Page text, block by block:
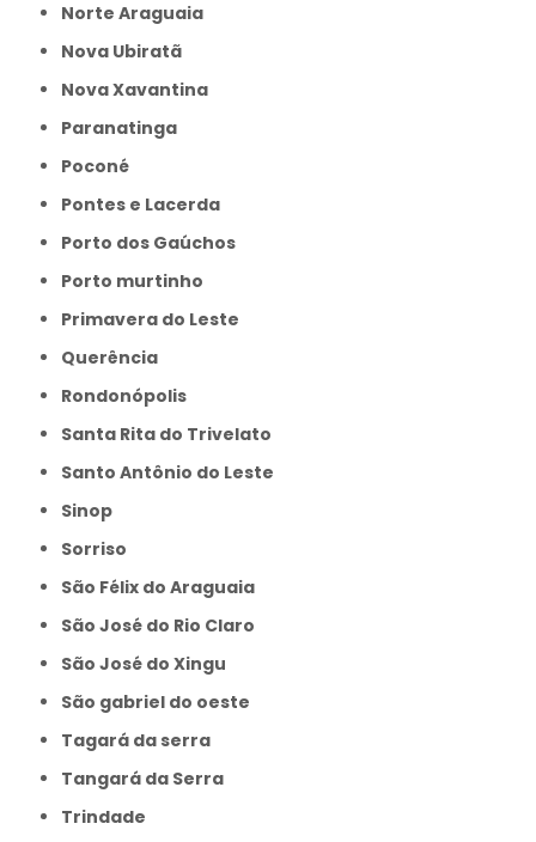
Norte Araguaia
Nova Ubiratã
Nova Xavantina
Paranatinga
Poconé
Pontes e Lacerda
Porto dos Gaúchos
Porto murtinho
Primavera do Leste
Querência
Rondonópolis
Santa Rita do Trivelato
Santo Antônio do Leste
Sinop
Sorriso
São Félix do Araguaia
São José do Rio Claro
São José do Xingu
São gabriel do oeste
Tagará da serra
Tangará da Serra
Trindade